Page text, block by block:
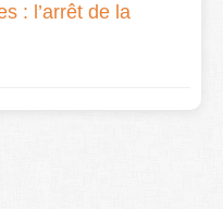
: l’arrêt de la